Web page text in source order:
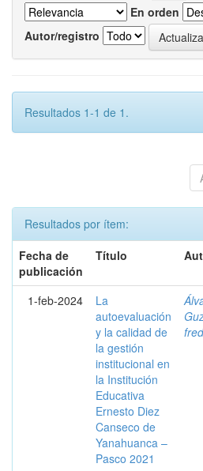
En orden
Autor/registro
Resultados 1-1 de 1.
Resultados por ítem:
Fecha de
publicación
Título
1-feb-2024
La
autoevaluación
y la calidad de
la gestión
institucional en
la Institución
Educativa
Ernesto Diez
Canseco de
Yanahuanca –
Pasco 2021